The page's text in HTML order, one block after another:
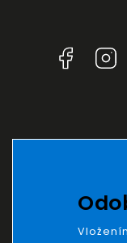
Facebook